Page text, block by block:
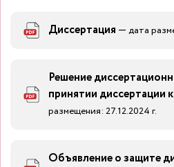
Диссертация — дата
Решение
принятии диссертации
размещения: 27.12.2024 г.
Объявление о защите